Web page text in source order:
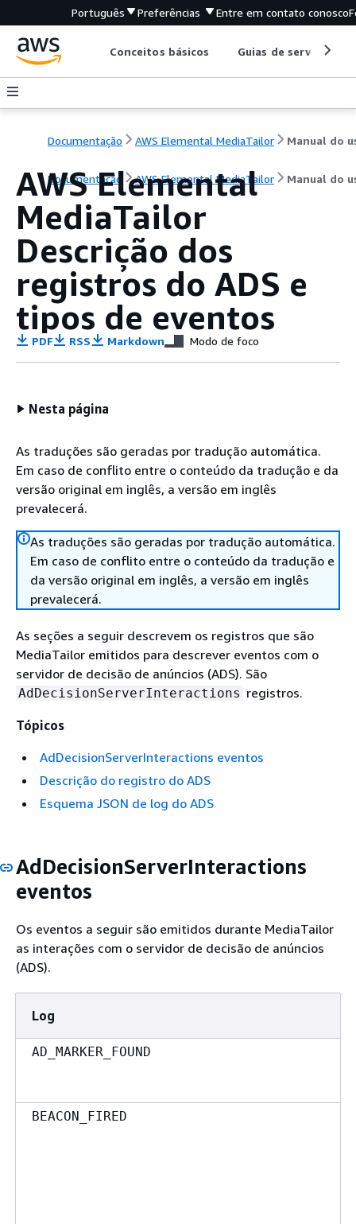
Português Preferências Entre em contato conosco
Conceitos básicos Guias de serviço
Documentação AWS Elemental MediaTailor
Documentação AWS Elemental MediaTailor Manual do
AWS Elemental
MediaTailor
Descrição dos
registros do ADS e
tipos de eventos
PDF RSS Markdown Modo de foco
Nesta página
As traduções são geradas por tradução automática.
Em caso de conflito entre o conteúdo da tradução e da
versão original em inglês, a versão em inglês
prevalecerá.
As traduções são geradas por tradução automática.
Em caso de conflito entre o conteúdo da tradução e
da versão original em inglês, a versão em inglês
prevalecerá.
As seções a seguir descrevem os registros que são
MediaTailor emitidos para descrever eventos com o
servidor de decisão de anúncios (ADS). São
AdDecisionServerInteractions registros.
Tópicos
AdDecisionServerInteractions eventos
Descrição do registro do ADS
Esquema JSON de log do ADS
AdDecisionServerInteractions
eventos
Os eventos a seguir são emitidos durante MediaTailor
as interações com o servidor de decisão de anúncios
(ADS).
Log
AD_MARKER_FOUND
BEACON_FIRED